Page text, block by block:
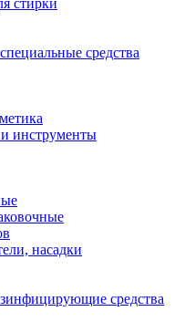
стирки
средства
инструменты
насадки
средства